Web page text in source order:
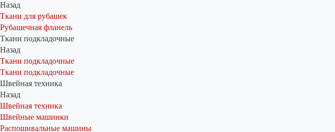
Назад
Ткани для рубашек
Рубашечная фланель
Ткани подкладочные
Назад
Ткани подкладочные
Ткани подкладочные
Швейная техника
Назад
Швейная техника
Швейные машинки
Распошивальные машины